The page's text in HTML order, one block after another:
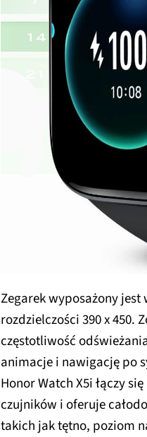
Zegarek wyposażony jest
rozdzielczości 390 x 450.
częstotliwość
animacje i nawigację po
Honor Watch X5i łączy
czujników i oferuje
takich jak tętno, poziom